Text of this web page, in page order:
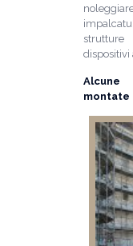
dispositivi
montate